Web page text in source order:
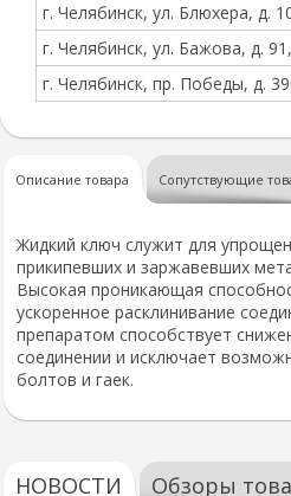
г. Челябинск, ул. Блюхера, д.
г. Челябинск, ул. Бажова, д.
г. Челябинск, пр. Победы, д.
Описание товара Сопутствующие
Жидкий ключ служит для
прикипевших и заржавевших
Высокая проникающая
ускоренное расклинивание
препаратом способствует
соединении и исключает
болтов и гаек.
НОВОСТИ Обзоры